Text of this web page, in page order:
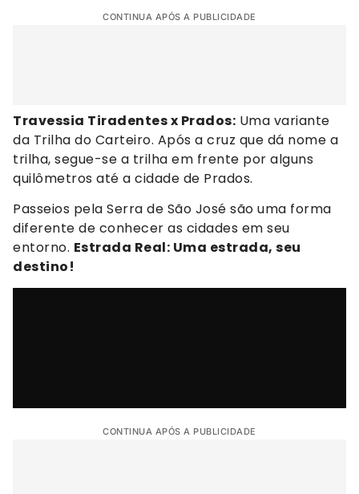
CONTINUA APÓS A PUBLICIDADE
Travessia Tiradentes x Prados: Uma variante
da Trilha do Carteiro. Após a cruz que dá nome a
trilha, segue-se a trilha em frente por alguns
quilômetros até a cidade de Prados.
Passeios pela Serra de São José são uma forma
diferente de conhecer as cidades em seu
entorno. Estrada Real: Uma estrada, seu
destino!
CONTINUA APÓS A PUBLICIDADE